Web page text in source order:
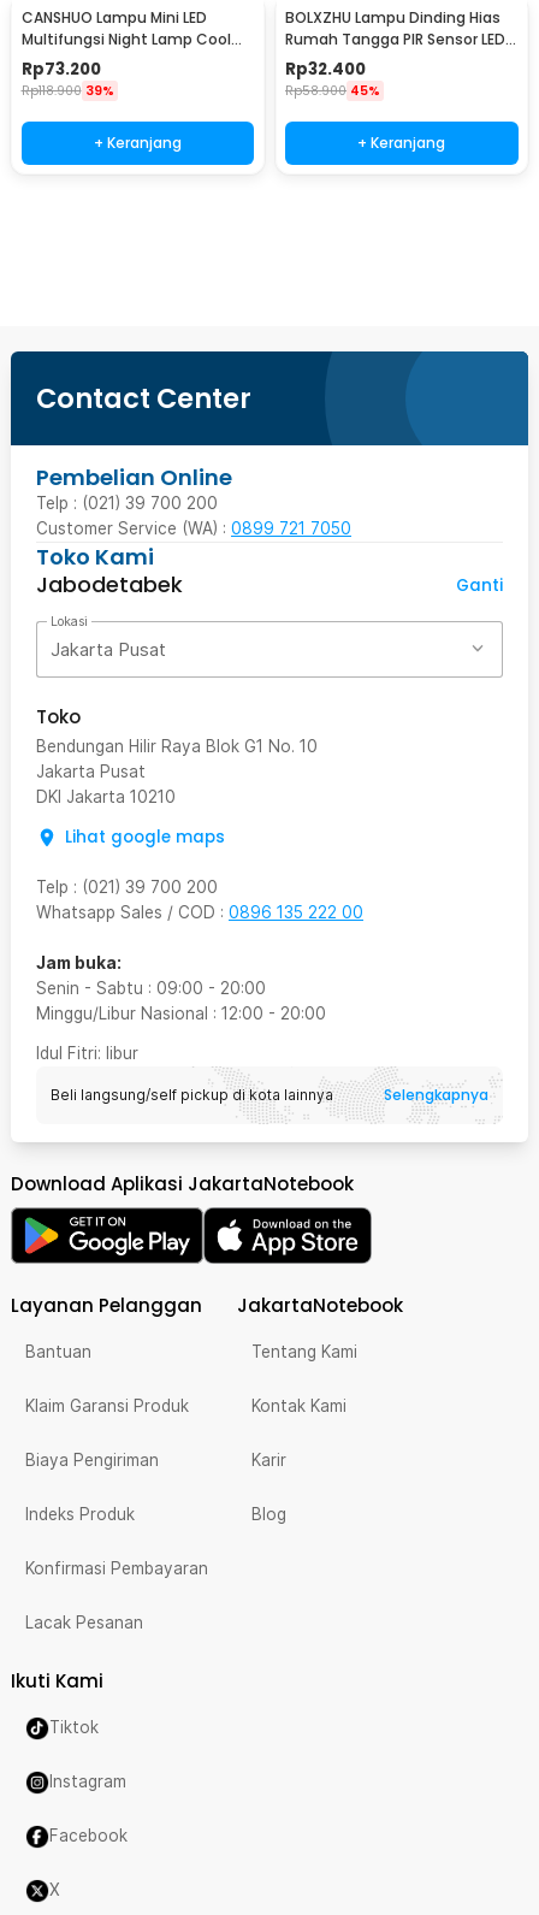
CANSHUO Lampu Mini LED
Multifungsi Night Lamp Cool
White 4.5V 3W 6 PCS - TD001
Rp73.200
Rp118.900 39%
+ Keranjang
BOLXZHU Lampu Dinding Hias
Rumah Tangga PIR Sensor LED
Warm White 3W - HCGY003
Rp32.400
Rp58.900 45%
+ Keranjang
Contact Center
Pembelian Online
Telp : (021) 39 700 200
Customer Service (WA) : 0899 721 7050
Toko Kami
Jabodetabek
Ganti
Lokasi
Jakarta Pusat
Toko
Bendungan Hilir Raya Blok G1 No. 10
Jakarta Pusat
DKI Jakarta 10210
Lihat google maps
Telp : (021) 39 700 200
Whatsapp Sales / COD : 0896 135 222 00
Jam buka:
Senin - Sabtu : 09:00 - 20:00
Minggu/Libur Nasional : 12:00 - 20:00
Idul Fitri: libur
Beli langsung/self pickup di kota lainnya Selengkapnya
Download Aplikasi JakartaNotebook
Layanan Pelanggan
Bantuan
Klaim Garansi Produk
Biaya Pengiriman
Indeks Produk
Konfirmasi Pembayaran
Lacak Pesanan
JakartaNotebook
Tentang Kami
Kontak Kami
Karir
Blog
Ikuti Kami
Tiktok
Instagram
Facebook
X